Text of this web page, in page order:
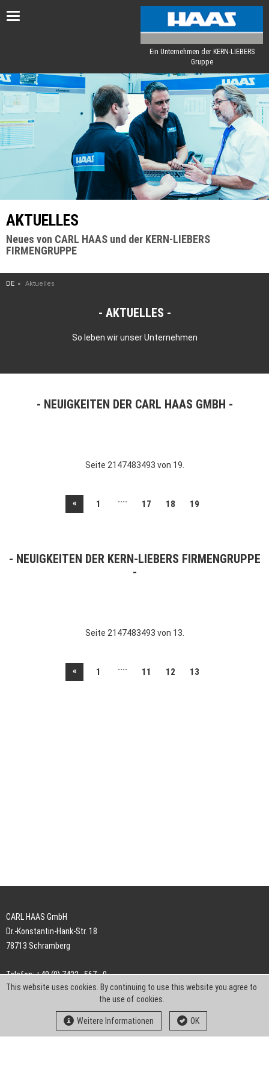
Toggle
Ein Unternehmen der KERN-LIEBERS
Gruppe
AKTUELLES
Neues von CARL HAAS und der KERN-LIEBERS
FIRMENGRUPPE
DE Aktuelles
AKTUELLES
So leben wir unser Unternehmen
NEUIGKEITEN DER CARL HAAS GMBH
Seite 2147483493 von 19.
« 1 .... 17 18 19
NEUIGKEITEN DER KERN-LIEBERS FIRMENGRUPPE
Seite 2147483493 von 13.
« 1 .... 11 12 13
CARL HAAS GmbH
Dr.-Konstantin-Hank-Str. 18
78713 Schramberg
Telefon: +49 (0) 7422 . 567 - 0
Telefax: +49 (0) 7422 . 567 - 239
info-ch@kern-liebers.com
This website uses cookies. By continuing to use this website you agree to
the use of cookies.
Weitere Informationen OK